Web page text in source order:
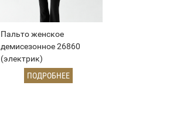
Пальто женское
демисезонное 26860
(электрик)
ПОДРОБНЕЕ